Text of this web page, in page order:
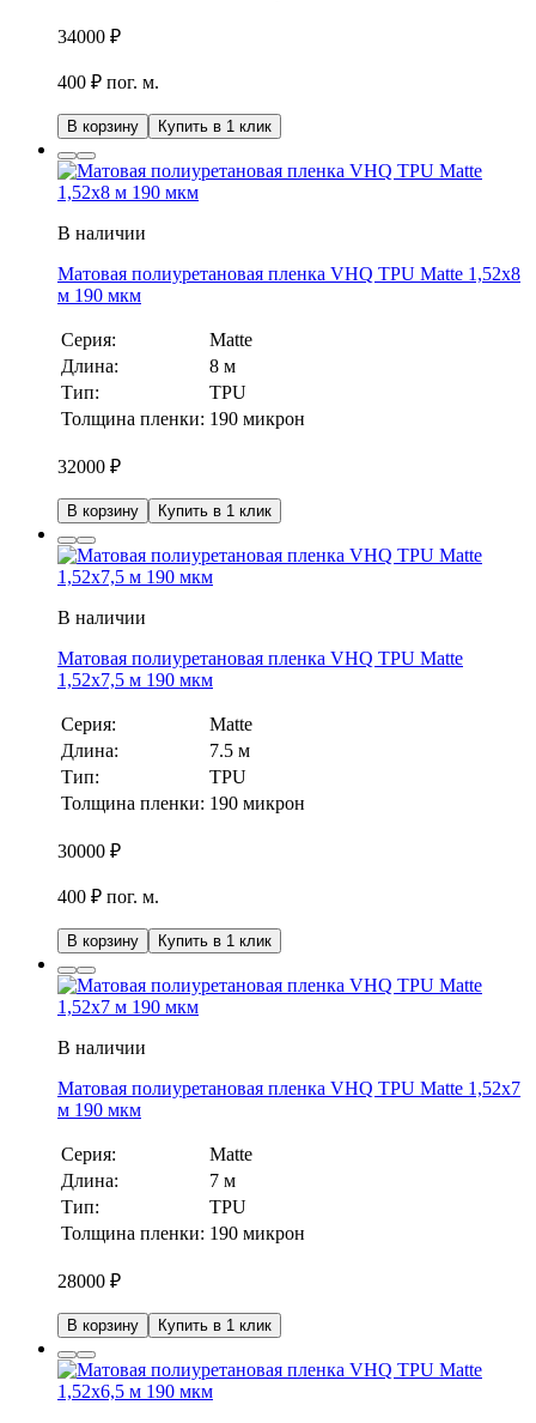
34000 ₽
400 ₽ пог. м.
В корзину Купить в 1 клик
В наличии
Матовая полиуретановая пленка VHQ TPU Matte 1,52х8
м 190 мкм
Серия:
Matte
Длина:
8 м
Тип:
TPU
Толщина пленки: 190 микрон
32000 ₽
В корзину Купить в 1 клик
В наличии
Матовая полиуретановая пленка VHQ TPU Matte
1,52х7,5 м 190 мкм
Серия:
Matte
Длина:
7.5 м
Тип:
TPU
Толщина пленки: 190 микрон
30000 ₽
400 ₽ пог. м.
В корзину Купить в 1 клик
В наличии
Матовая полиуретановая пленка VHQ TPU Matte 1,52х7
м 190 мкм
Серия:
Matte
Длина:
7 м
Тип:
TPU
Толщина пленки: 190 микрон
28000 ₽
В корзину Купить в 1 клик